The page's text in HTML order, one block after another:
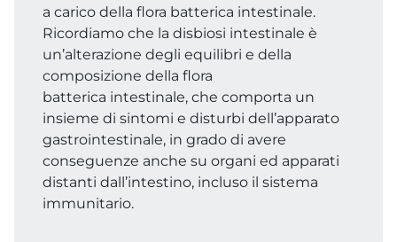
a carico della flora batterica intestinale.
Ricordiamo che la disbiosi intestinale è
un’alterazione degli equilibri e della
composizione della flora
batterica intestinale, che comporta un
insieme di sintomi e disturbi dell’apparato
gastrointestinale, in grado di avere
conseguenze anche su organi ed apparati
distanti dall’intestino, incluso il sistema
immunitario.